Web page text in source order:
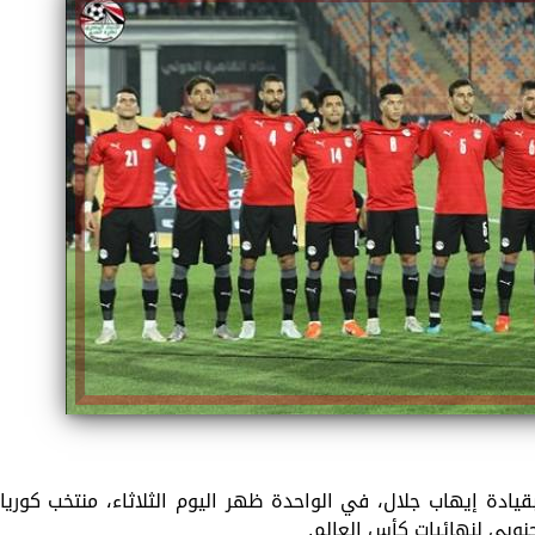
إيهاب جلال، في الواحدة ظهر اليوم الثلاثاء، منتخب كوريا
إلهام شرشر تكتب: دي مبقتش كورة..
دي سياسة
الكاتبة إلهام شرشر تهنئ الرئيس
السيسي بعيد ميلاده وتُشيد بجهوده
في بناء الدولة